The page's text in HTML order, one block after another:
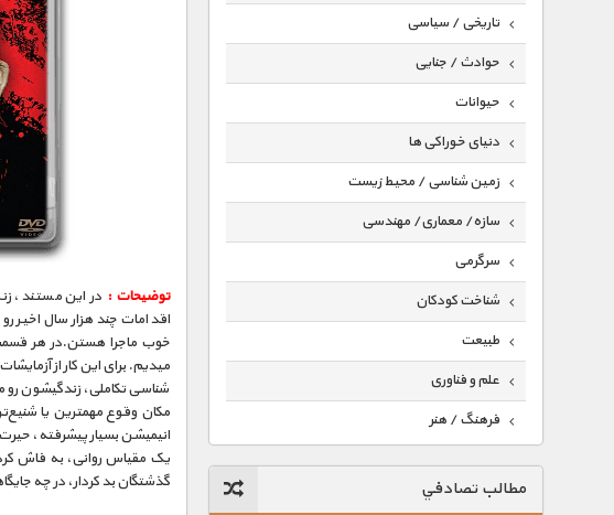
تاریخی / سیاسی
حوادث / جنایی
حیوانات
دنیای خوراکی ها
زمین شناسی / محیط زیست
سازه/ معماری/ مهندسی
سرگرمی
شناخت کودکان
طبیعت
علم و فناوری
فرهنگ / هنر
گردشگری
مطالب تصادفي
توضیحات : در این مستند ،
اقدامات چند هزار سال اخیر
خوب ماجرا هستن.در هر قسمت
میدیم. برای این کار از
شناسی تکاملی، زندگیشون رو
مکان وقوع مهمترین یا
انیمیشن بسیار پیشرفته،
یک مقیاس روانی، به فاش
گذشتگان بد کردار، در چه